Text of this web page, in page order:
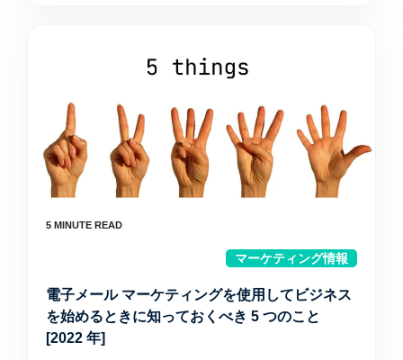
マーケティング情報
電子メール マーケティングを使用してビジネス
を始めるときに知っておくべき 5 つのこと
[2022 年]